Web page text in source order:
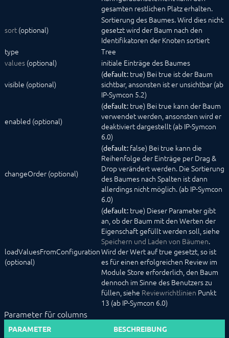
gesamten restlichen Platz erhalten.
sort (optional)
Sortierung des Baumes. Wird dies nicht
gesetzt wird der Baum nach den
Identifikatoren der Knoten sortiert
type
Tree
values (optional) initiale Einträge des Baumes
visible (optional)
(default: true) Bei true ist der Baum
sichtbar, ansonsten ist er unsichtbar (ab
IP-Symcon 5.2)
enabled (optional)
(default: true) Bei true kann der Baum
verwendet werden, ansonsten wird er
deaktiviert dargestellt (ab IP-Symcon
6.0)
changeOrder (optional)
(default: false) Bei true kann die
Reihenfolge der Einträge per Drag &
Drop verändert werden. Die Sortierung
des Baumes nach Spalten ist dann
allerdings nicht möglich. (ab IP-Symcon
6.0)
loadValuesFromConfiguration
(optional)
(default: true) Dieser Parameter gibt
an, ob der Baum mit den Werten der
Eigenschaft gefüllt werden soll, siehe
Speichern und Laden von Bäumen.
Wird der Wert auf true gesetzt, so ist
es für einen erfolgreichen Review im
Module Store erforderlich, den Baum
dennoch im Sinne des Benutzers zu
füllen, siehe Reviewrichtlinien Punkt
13 (ab IP-Symcon 6.0)
Parameter für columns
PARAMETER BESCHREIBUNG